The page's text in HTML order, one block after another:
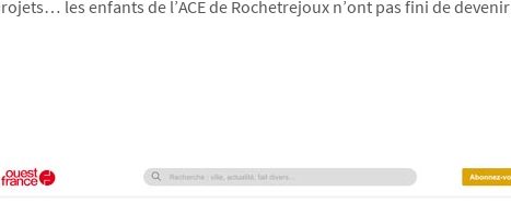
les enfants de l’ACE de Rochetrejoux n’ont pas fini de devenir